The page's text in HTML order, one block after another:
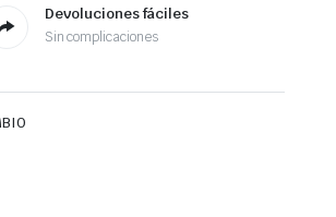
Devoluciones fáciles
Sin complicaciones